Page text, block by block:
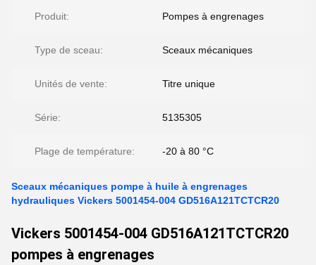
Produit: Pompes à engrenages
Type de sceau: Sceaux mécaniques
Unités de vente: Titre unique
Série: 5135305
Plage de température: -20 à 80 °C
Sceaux mécaniques pompe à huile à engrenages
hydrauliques Vickers 5001454-004 GD516A121TCTCR20
Vickers 5001454-004 GD516A121TCTCR20
pompes à engrenages